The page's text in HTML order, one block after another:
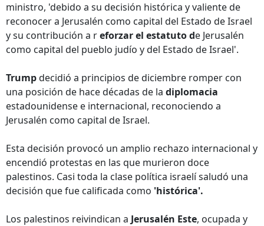
ministro, 'debido a su decisión histórica y valiente de
reconocer a Jerusalén como capital del Estado de Israel
y su contribución a reforzar el estatuto de Jerusalén
como capital del pueblo judío y del Estado de Israel'.
Trumpdecidió a principios de diciembre romper con
una posición de hace décadas de la diplomacia
estadounidense e internacional, reconociendo a
Jerusalén como capital de Israel.
Esta decisión provocó un amplio rechazo internacional y
encendió protestas en las que murieron doce
palestinos. Casi toda la clase política israelí saludó una
decisión que fue calificada como 'histórica'.
Los palestinos reivindican a Jerusalén Este, ocupada y